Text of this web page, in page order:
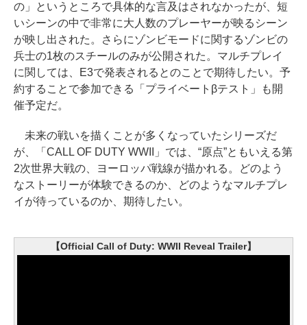
の」というところで具体的な言及はされなかったが、短
いシーンの中で非常に大人数のプレーヤーが映るシーン
が映し出された。さらにゾンビモードに関するゾンビの
兵士の1枚のスチールのみが公開された。マルチプレイ
に関しては、E3で発表されるとのことで期待したい。予
約することで参加できる「プライベートβテスト」も開
催予定だ。
未来の戦いを描くことが多くなっていたシリーズだ
が、「CALL OF DUTY WWII」では、“原点”ともいえる第
2次世界大戦の、ヨーロッパ戦線が描かれる。どのよう
なストーリーが体験できるのか、どのようなマルチプレ
イが待っているのか、期待したい。
【Official Call of Duty: WWII Reveal Trailer】